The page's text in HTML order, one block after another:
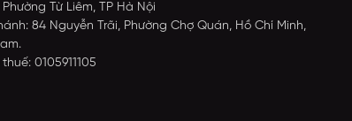
Từ Liêm, TP Hà Nội
84 Nguyễn Trãi, Phường Chợ Quán, Hồ Chí Minh,
0105911105